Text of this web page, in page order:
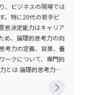
証する姿勢を指す。
あるのに対し、クリ
当に妥当なのかを問い
みにとらわれず、新
解決において重要であ
水平思考は、どれか
、前提を客観的に検
えることで、複雑なビ
成する上で不可欠な能
会においてこそ、よ
、観察力、疑問を持つ
ており、具体的には以
を丹念に観察し、現象
“なぜ？”という問いを
や構造を探る。さら
、現実の事象をより細
そこに潜む法則性や
、ビジネスの現場では
。特に20代の若手ビ
思決定能力はキャリア
め、論理的思考力の向
考力の定義、背景、養
ークについて、専門的
的な根拠に基づいて結
においては、膨大な